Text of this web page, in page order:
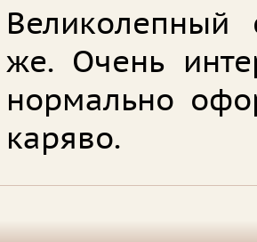
Великолепный
же. Очень
нормально
каряво.